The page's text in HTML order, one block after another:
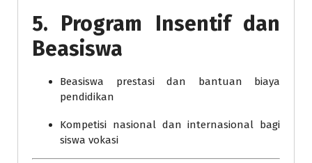
5. Program Insentif dan
Beasiswa
Beasiswa prestasi dan bantuan biaya
pendidikan
Kompetisi nasional dan internasional bagi
siswa vokasi